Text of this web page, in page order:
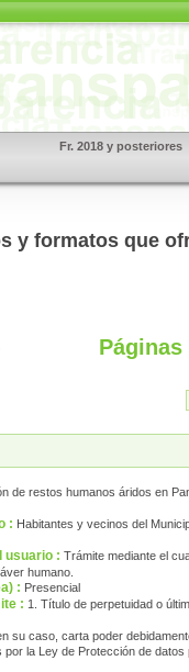
Fr. 2018 y posteriores
y formatos que
Páginas
de restos humanos áridos en
: Habitantes y vecinos del
usuario : Trámite mediante el
humano.
: Presencial
: 1. Título de perpetuidad o
su caso, carta poder
la Ley de Protección de